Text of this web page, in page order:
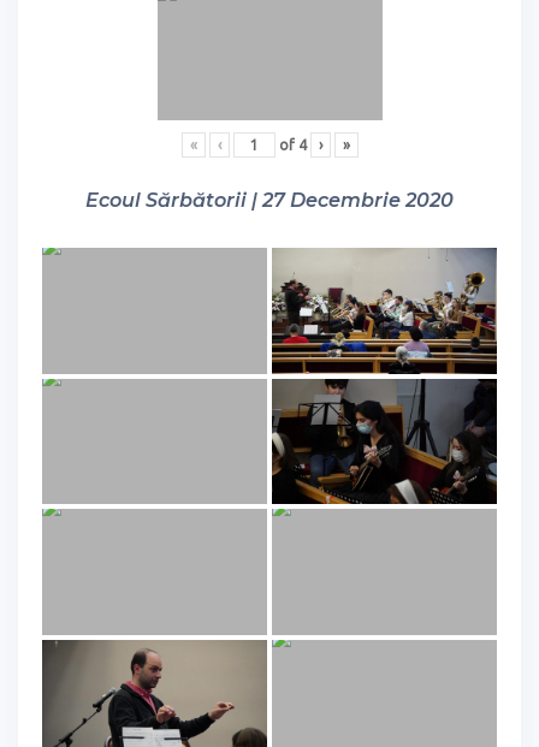
« ‹ of 4 › »
Ecoul Sărbătorii | 27 Decembrie 2020